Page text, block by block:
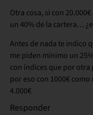
Otra cosa, si con
un 40% de la cartera…
Antes de nada te indico
me piden mínimo un
con índices que por otra
por eso con 1000€
4.000€
Responder